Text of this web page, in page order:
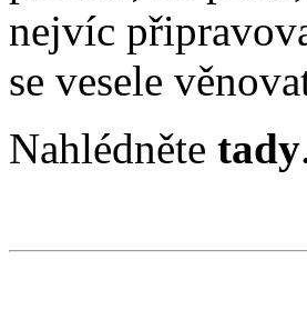
nejvíc
se vesele
Nahlédněte tady